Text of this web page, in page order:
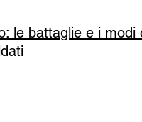
le battaglie e i